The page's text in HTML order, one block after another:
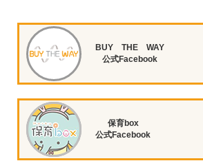
BUY THE WAY
公式Facebook
保育box
公式Facebook